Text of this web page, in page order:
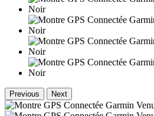
Previous Next